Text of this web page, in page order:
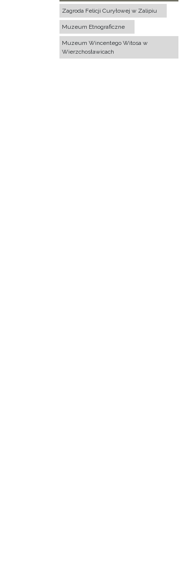
Zagroda Felicji Curyłowej w Zalipiu
Muzeum Etnograficzne
Muzeum Wincentego Witosa w
Wierzchosławicach